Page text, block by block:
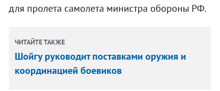
для пролета самолета министра обороны РФ.
ЧИТАЙТЕ ТАКЖЕ
Шойгу руководит поставками оружия и
координацией боевиков